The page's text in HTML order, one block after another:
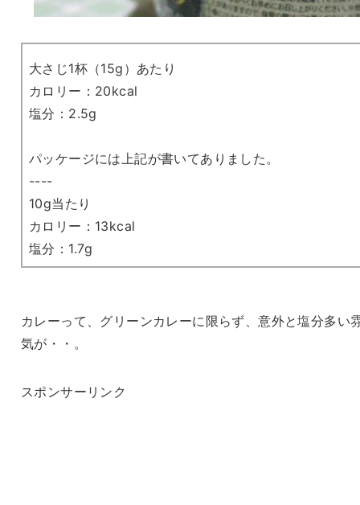
大さじ1杯（15g）あたり
カロリー：20kcal
塩分：2.5g
パッケージには上記が書いてありました。
----
10g当たり
カロリー：13kcal
塩分：1.7g
カレーって、グリーンカレーに限らず、意外と塩分多い
気が・・。
スポンサーリンク